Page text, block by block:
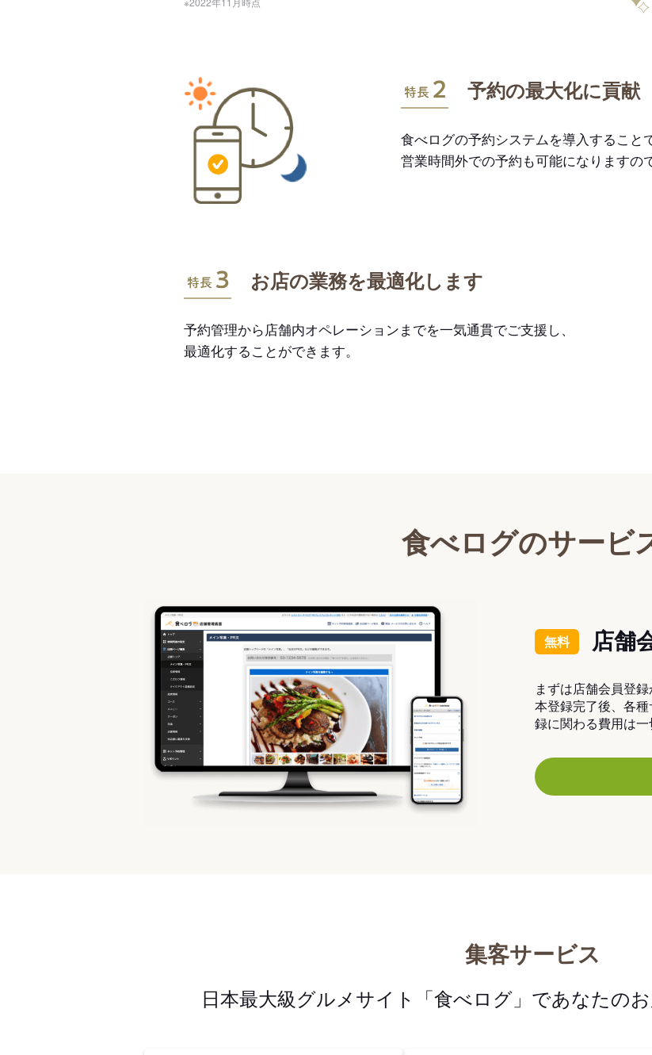
特長2
予約の最大化に貢献
食べログの予約システムを導入すること
営業時間外での予約も可能になりますの
特長3
お店の業務を最適化します
予約管理から店舗内オペレーションまでを一気通貫でご支援し、
最適化することができます。
食べログのサービ
無料 店舗
まずは店舗会員登録
本登録完了後、各
録に関わる費用は一
集客サービス
日本最大級グルメサイト「食べログ」であなたの